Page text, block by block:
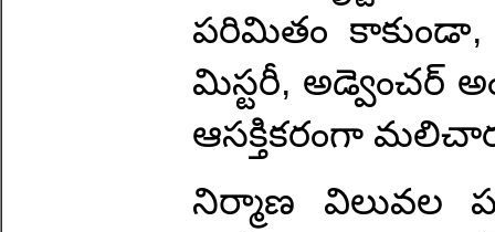
పరిమితం కాకుండా,
మిస్టరీ, అడ్వెంచర్
ఆసక్తికరంగా
నిర్మాణ విలువల